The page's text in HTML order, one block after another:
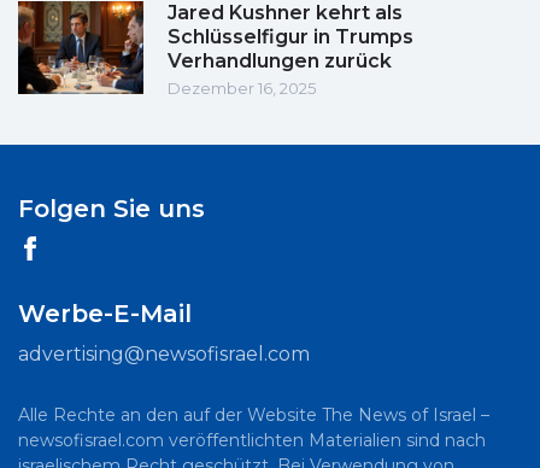
Jared Kushner kehrt als
Schlüsselfigur in Trumps
Verhandlungen zurück
Dezember 16, 2025
Folgen Sie uns
Werbe-E-Mail
advertising@newsofisrael.com
Alle Rechte an den auf der Website The News of Israel –
newsofisrael.com veröffentlichten Materialien sind nach